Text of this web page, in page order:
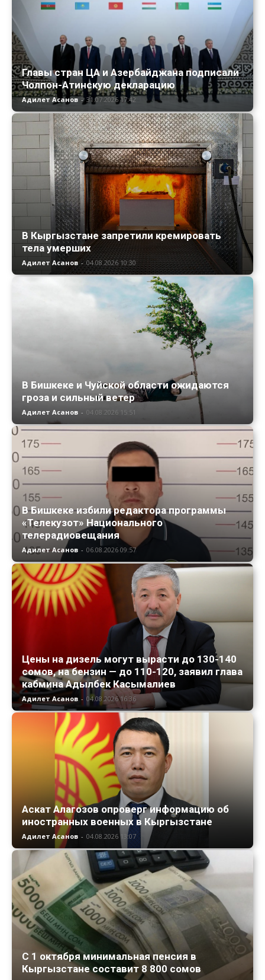
Главы стран ЦА и Азербайджана подписали
Чолпон-Атинскую декларацию
Адилет Асанов - 31.07.2026 17:42
В Кыргызстане запретили кремировать
тела умерших
Адилет Асанов - 04.08.2026 10:30
В Бишкеке и Чуйской области ожидаются
гроза и сильный ветер
Адилет Асанов - 04.08.2026 15:51
В Бишкеке избили редактора программы
«Телекузот» Национального
телерадиовещания
Адилет Асанов - 06.08.2026 09:57
Цены на дизель могут вырасти до 130-140
сомов, на бензин — до 110-120, заявил глава
кабмина Адылбек Касымалиев
Адилет Асанов - 04.08.2026 16:36
Аскат Алагозов опроверг информацию об
иностранных военных в Кыргызстане
Адилет Асанов - 04.08.2026 13:07
С 1 октября минимальная пенсия в
Кыргызстане составит 8 800 сомов